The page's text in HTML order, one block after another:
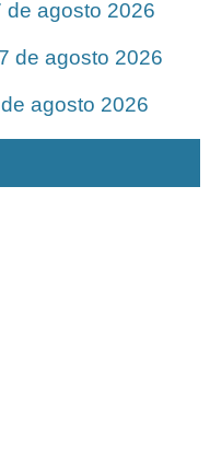
de agosto 2026
de agosto 2026
agosto 2026